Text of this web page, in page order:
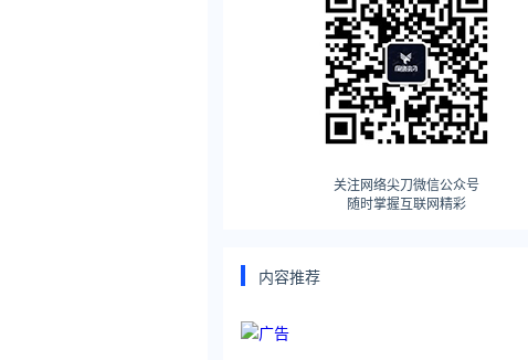
关注网络尖刀微信公众号
随时掌握互联网精彩
内容推荐